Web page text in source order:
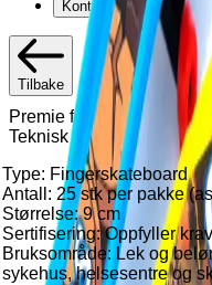
Kontakt
Tilbake
Premie fingerskateboard
Teknisk beskrivelse
Type: Fingerskateboard
Antall: 25 stk per pakke
Størrelse: 9 cm
Sertifisering: Oppfyller
Bruksområde: Lek og
sykehus, helsesentre og